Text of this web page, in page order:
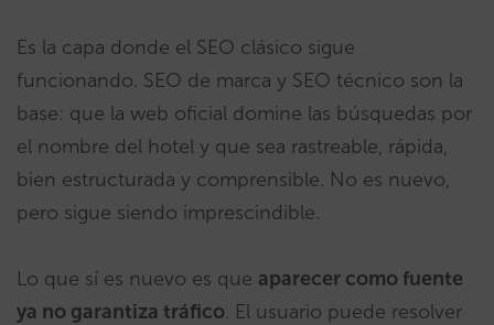
Es la capa donde el SEO clásico sigue
funcionando. SEO de marca y SEO técnico son la
base: que la web oficial domine las búsquedas por
el nombre del hotel y que sea rastreable, rápida,
bien estructurada y comprensible. No es nuevo,
pero sigue siendo imprescindible.
Lo que sí es nuevo es que aparecer como fuente
ya no garantiza tráfico. El usuario puede resolver